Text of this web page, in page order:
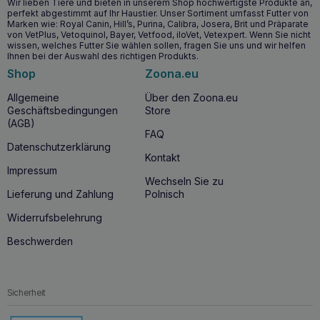
Verbesserung des Zustands von Haut und Fell durch
antioxidative Eigenschaften.
Wann sollten Sie mit der Einnahme von
HOLISTA Krillöl für Hunde und Katzen 200ml
Astaxanthin beginnen?
Die Einnahme von
HOLISTA Krillöl für Hunde und Katzen
200ml Astaxanthin wird für Haustiere jeden Alters
empfohlen, insbesondere für solche, die Unterstützung für
dieGesundheit der Gelenke
entzündlichen Erkrankungenbenötigen. Es ist auch ideal
für Haustiere mit
Warum HOLISTA Krillöl für Hunde und Katzen
essentiellen
Herkunft aus sauberen, nachhaltigen Quellen ist dieses Öl
Wir lieben Tiere und bieten in unserem Shop hochwertigste Produkte an,
perfekt abgestimmt auf Ihr Haustier. Unser Sortiment umfasst Futter von
Marken wie: Royal Canin, Hill’s, Purina, Calibra, Josera, Brit und Präparate
von VetPlus, Vetoquinol, Bayer, Vetfood, iloVet, Vetexpert. Wenn Sie nicht
wissen, welches Futter Sie wählen sollen, fragen Sie uns und wir helfen
Ihnen bei der Auswahl des richtigen Produkts.
Shop
Allgemeine
Geschäftsbedingungen
(AGB)
Datenschutzerklärung
Impressum
Lieferung und Zahlung
Widerrufsbelehrung
Beschwerden
Zoona.eu
Über den Zoona.eu
Store
FAQ
Kontakt
Wechseln Sie zu
Polnisch
Sicherheit